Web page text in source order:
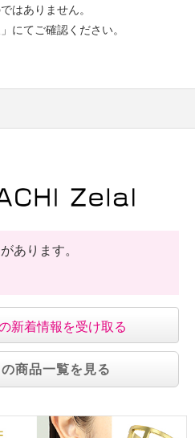
漂白不可
）
可
退色注意
による変退色注意
り注意
みあり
はありません。
にてご確認ください。
あります。
新着情報を受け取る
商品一覧を見る